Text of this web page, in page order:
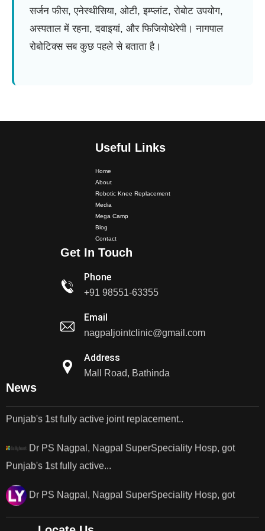
सर्जन फीस, एनेस्थीसिया, ओटी, इम्प्लांट, रोबोट उपयोग,
अस्पताल में रहना, दवाइयां, और फिजियोथेरेपी। नागपाल
रोबोटिक्स सब कुछ पहले से बताता है।
Useful Links
Home
About
Robotic Knee Replacement
Media
Mega Camp
Blog
Contact
Get In Touch
Phone
+91 98551-63355
Email
nagpaljointclinic@gmail.com
Address
Mall Road, Bathinda
News
Dr PS Nagpal, Nagpal SuperSpeciality Hospital, got...
Dr PS Nagpal, Nagpal Super Speciality Hospital, got
Dr PS Nagpal, Nagpal Super Speciality Hospital, got
Dr PS Nagpal, Nagpal SuperSpeciality Hosp, got
Punjab's 1st fully active...
Dr PS Nagpal, Nagpal SuperSpeciality Hosp, got
Punjab's 1st fully active...
Dr PS Nagpal, Nagpal SuperSpeciality Hosp, got